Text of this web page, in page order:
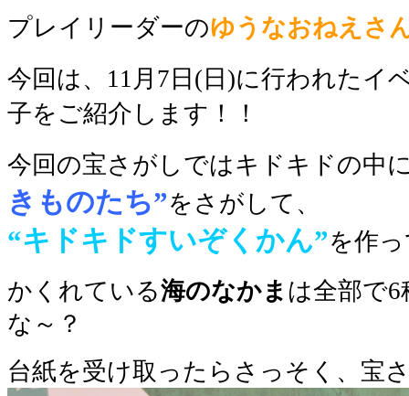
プレイリーダーのゆうなおねえさ
今回は、11月7日(日)に行われたイ
子をご紹介します！！
今回の宝さがしではキドキドの中
きものたち”をさがして、
“キドキドすいぞくかん”を作
かくれている海のなかま は全部で
な～？
台紙を受け取ったらさっそく、宝